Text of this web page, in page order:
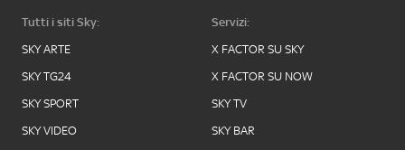
Tutti i siti Sky:
SKY ARTE
SKY TG24
SKY SPORT
SKY VIDEO
Servizi:
X FACTOR SU SKY
X FACTOR SU NOW
SKY TV
SKY BAR